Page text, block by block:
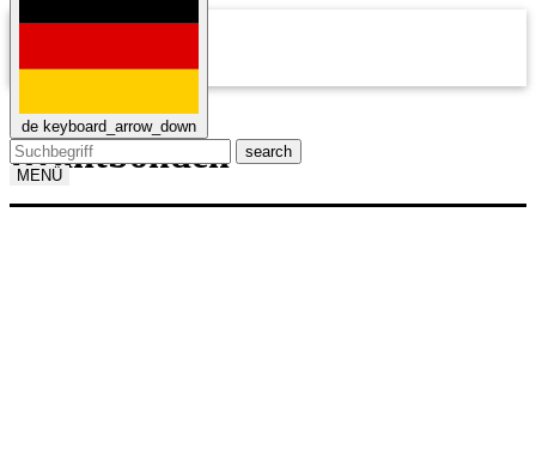
de keyboard_arrow_down
search
MENÜ
Drahtbonden